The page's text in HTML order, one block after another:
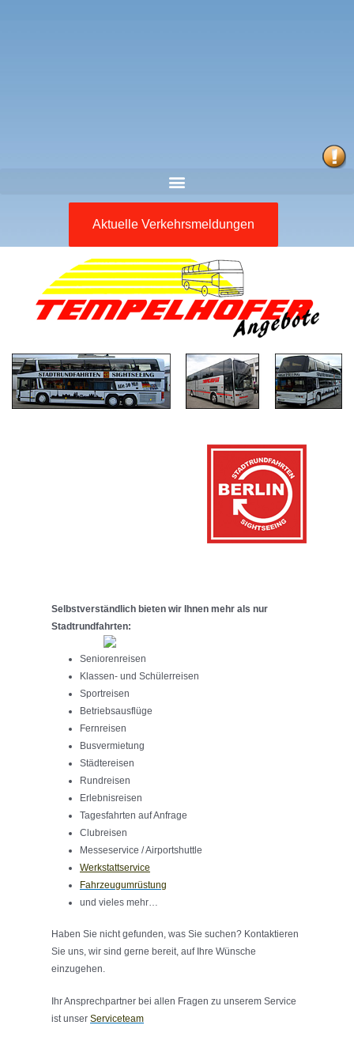
Aktuelle Verkehrsmeldungen
Selbstverständlich bieten wir Ihnen mehr als nur
Stadtrundfahrten:
Seniorenreisen
Klassen- und Schülerreisen
Sportreisen
Betriebsausflüge
Fernreisen
Busvermietung
Städtereisen
Rundreisen
Erlebnisreisen
Tagesfahrten auf Anfrage
Clubreisen
Messeservice / Airportshuttle
Werkstattservice
Fahrzeugumrüstung
und vieles mehr…
Haben Sie nicht gefunden, was Sie suchen? Kontaktieren
Sie uns, wir sind gerne bereit, auf Ihre Wünsche
einzugehen.
Ihr Ansprechpartner bei allen Fragen zu unserem Service
ist unser Serviceteam